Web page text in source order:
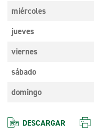
miércoles
jueves
viernes
sábado
domingo
DESCARGAR